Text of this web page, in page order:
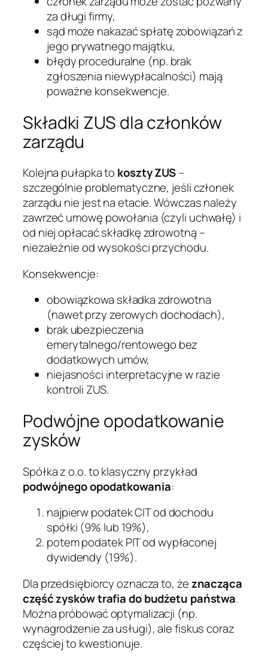
za długi firmy,
sąd może nakazać spłatę zobowiązań z
jego prywatnego majątku,
błędy proceduralne (np. brak
zgłoszenia niewypłacalności) mają
poważne konsekwencje.
Składki ZUS dla członków
zarządu
Kolejna pułapka to koszty ZUS–
szczególnie problematyczne, jeśli członek
zarządu nie jest na etacie. Wówczas należy
zawrzeć umowę powołania (czyli uchwałę) i
od niej opłacać składkę zdrowotną –
niezależnie od wysokości przychodu.
Konsekwencje:
obowiązkowa składka zdrowotna
(nawet przy zerowych dochodach),
brak ubezpieczenia
emerytalnego/rentowego bez
dodatkowych umów,
niejasności interpretacyjne w razie
kontroli ZUS.
Podwójne opodatkowanie
zysków
Spółka z o.o. to klasyczny przykład
podwójnego opodatkowania:
najpierw podatek CIT od dochodu
spółki (9% lub 19%),
potem podatek PIT od wypłaconej
dywidendy (19%).
Dla przedsiębiorcy oznacza to, żeznacząca
część zysków trafia do budżetu państwa.
Można próbować optymalizacji (np.
wynagrodzenie za usługi), ale fiskus coraz
częściej to kwestionuje.